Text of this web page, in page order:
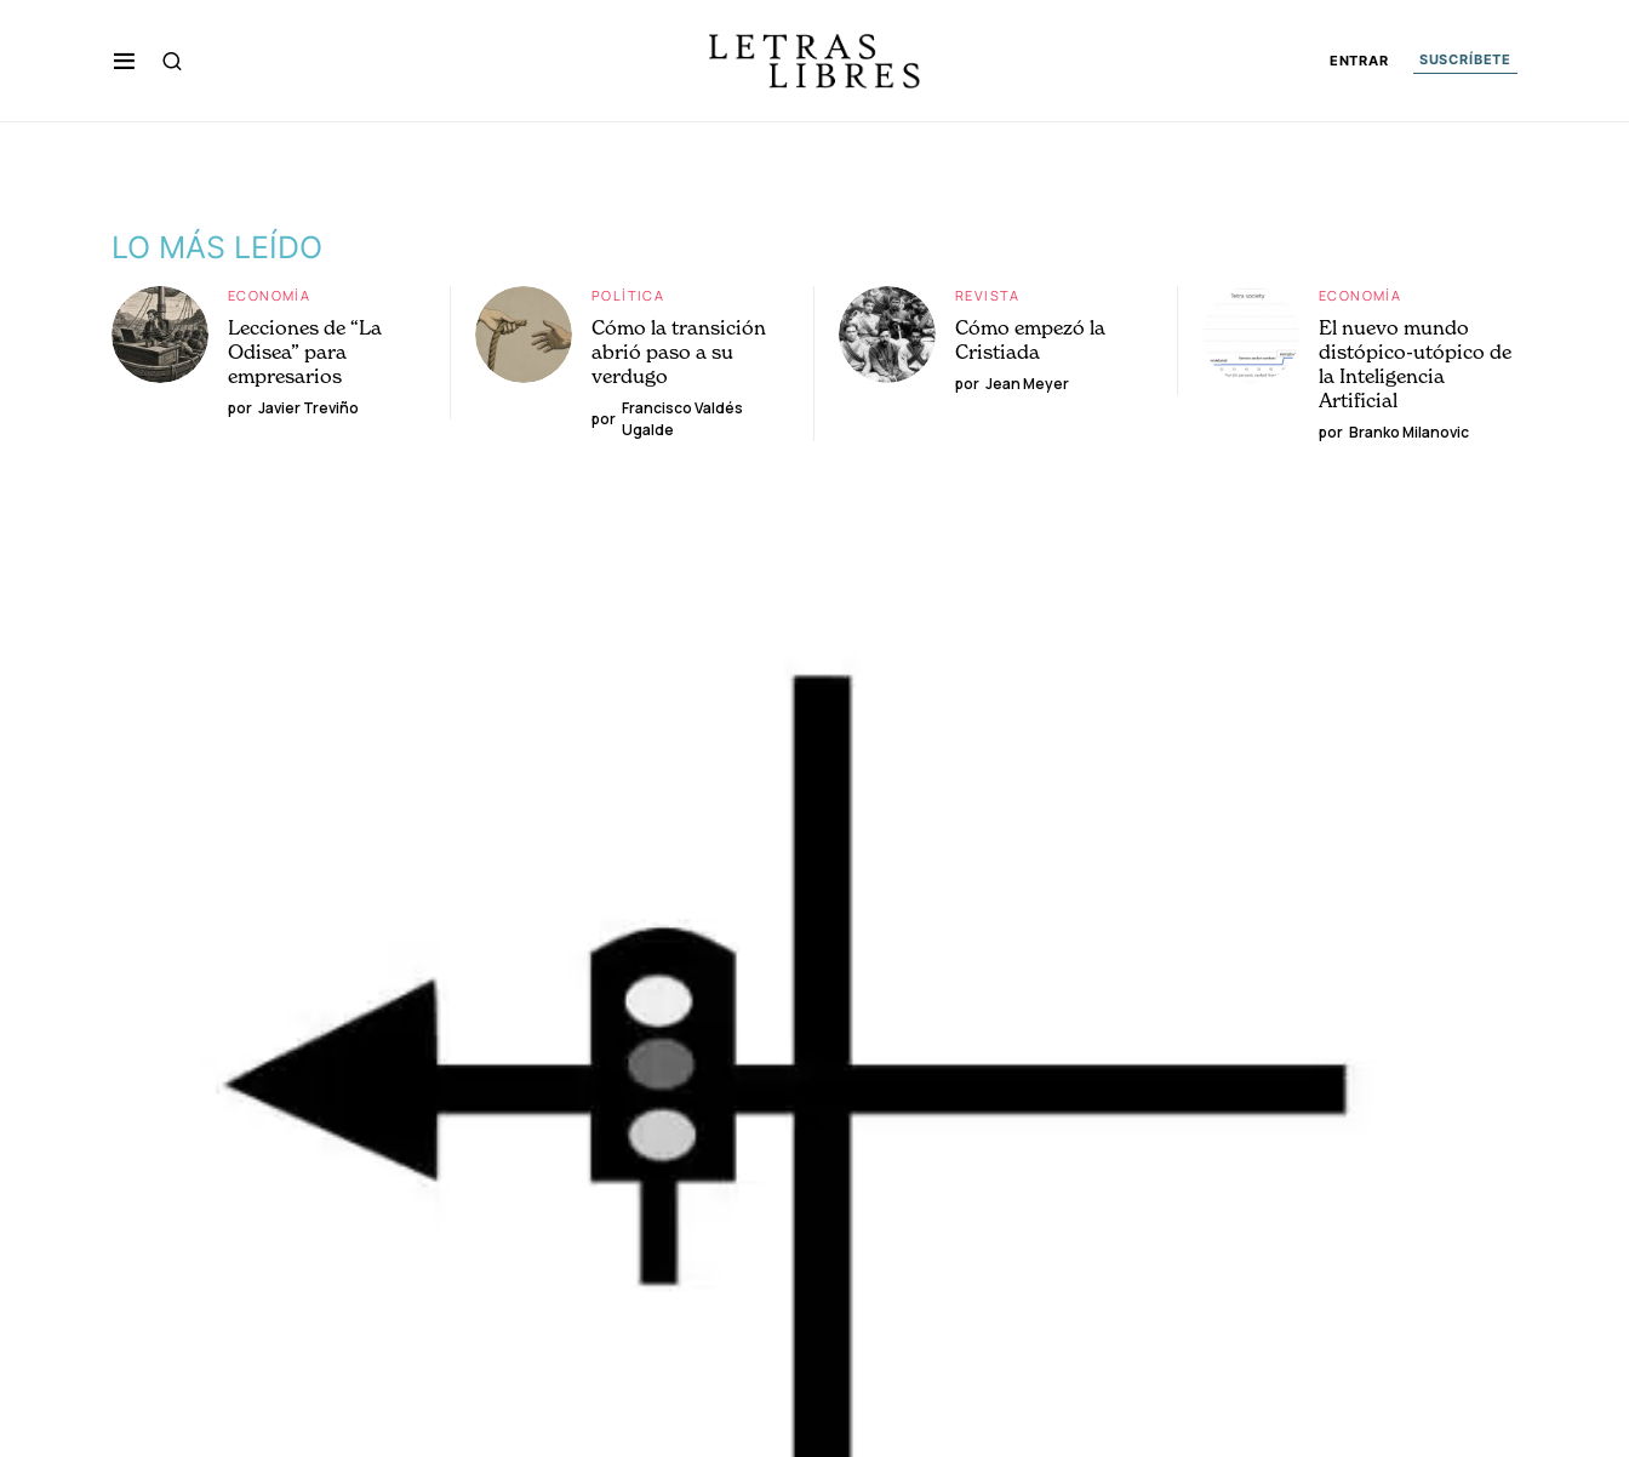
ENTRAR SUSCRÍBETE
LO MÁS LEÍDO
ECONOMÍA
Lecciones de “La
Odisea” para
empresarios
por Javier Treviño
POLÍTICA
Cómo la transición
abrió paso a su
verdugo
por
Francisco Valdés
Ugalde
REVISTA
Cómo empezó la
Cristiada
por Jean Meyer
ECONOMÍA
El nuevo mundo
distópico-utópico de
la Inteligencia
Artificial
por Branko Milanovic